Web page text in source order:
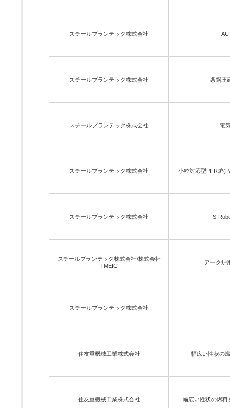
スチールプランテック株式会社
スチールプランテック株式会社 条鋼圧
スチールプランテック株式会社 電
スチールプランテック株式会社 小粒対応型PFR炉
スチールプランテック株式会社 S-
スチールプランテック株式会社/株式会社
TMEIC
アーク炉
スチールプランテック株式会社
住友重機械工業株式会社 幅広い性状の
住友重機械工業株式会社 幅広い性状の燃料